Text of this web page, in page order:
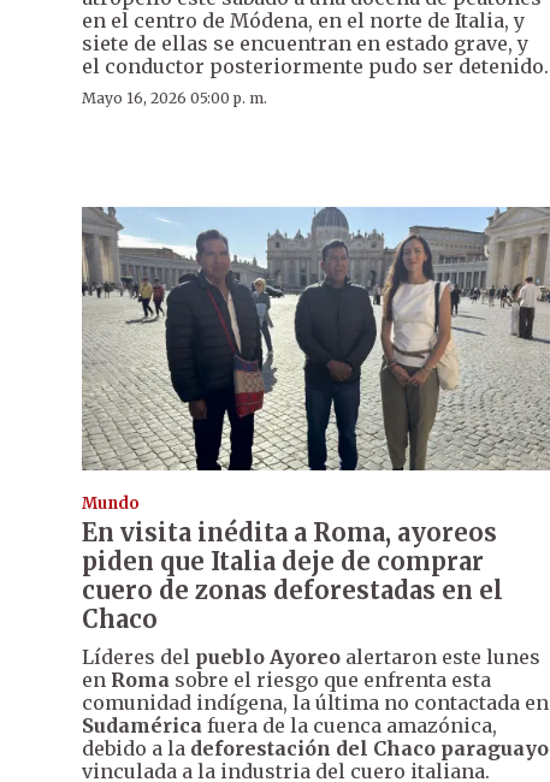
en el centro de Módena, en el norte de Italia, y
siete de ellas se encuentran en estado grave, y
el conductor posteriormente pudo ser detenido.
Mayo 16, 2026 05:00 p. m.
Mundo
En visita inédita a Roma, ayoreos
piden que Italia deje de comprar
cuero de zonas deforestadas en el
Chaco
Líderes del pueblo Ayoreo alertaron este lunes
en Roma sobre el riesgo que enfrenta esta
comunidad indígena, la última no contactada en
Sudamérica fuera de la cuenca amazónica,
debido a la deforestación del Chaco paraguayo
vinculada a la industria del cuero italiana.